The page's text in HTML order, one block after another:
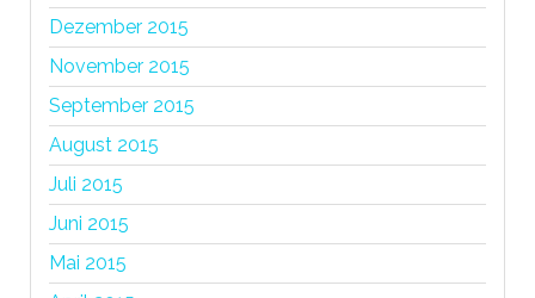
Dezember 2015
November 2015
September 2015
August 2015
Juli 2015
Juni 2015
Mai 2015